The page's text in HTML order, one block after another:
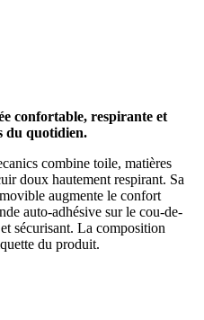
confortable, respirante et
du quotidien.
combine toile, matières
doux hautement respirant. Sa
augmente le confort
auto-adhésive sur le cou-de-
sécurisant. La composition
du produit.